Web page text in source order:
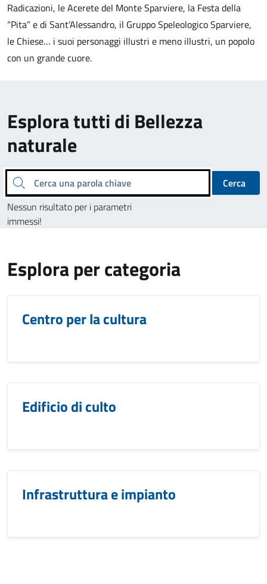
Radicazioni, le Acerete del Monte Sparviere, la Festa della
“Pita” e di Sant’Alessandro, il Gruppo Speleologico Sparviere,
le Chiese… i suoi personaggi illustri e meno illustri, un popolo
con un grande cuore.
Esplora tutti di Bellezza
naturale
Cerca una parola chiave
Cerca
Nessun risultato per i parametri
immessi!
Esplora per categoria
Centro per la cultura
Edificio di culto
Infrastruttura e impianto